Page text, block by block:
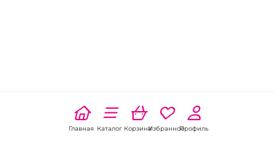
Главная Каталог КорзинаИзбранноеПрофиль